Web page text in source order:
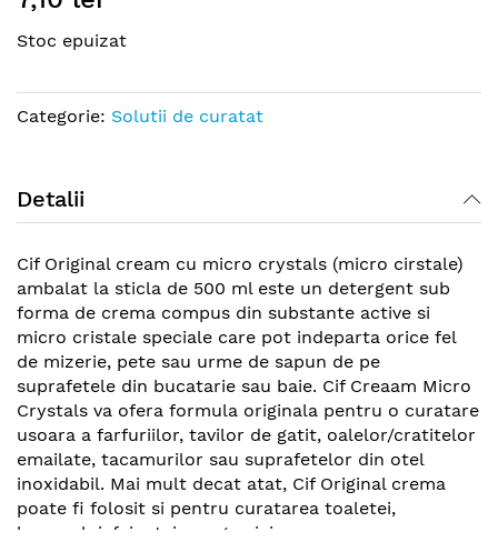
beginning
the
images
Stoc epuizat
Categorie: Solutii de curatat
Detalii
Cif Original cream cu micro crystals (micro cirstale)
ambalat la sticla de 500 ml este un detergent sub
forma de crema compus din substante active si
micro cristale speciale care pot indeparta orice fel
de mizerie, pete sau urme de sapun de pe
suprafetele din bucatarie sau baie. Cif Creaam Micro
Crystals va ofera formula originala pentru o curatare
usoara a farfuriilor, tavilor de gatit, oalelor/cratitelor
emailate, tacamurilor sau suprafetelor din otel
inoxidabil. Mai mult decat atat, Cif Original crema
poate fi folosit si pentru curatarea toaletei,
lavoarului, faiantei sau gresiei.